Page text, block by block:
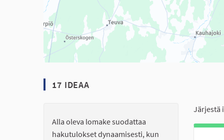
17 IDEAA
Alla oleva lomake suodattaa
hakutulokset dynaamisesti, kun
Järjestä